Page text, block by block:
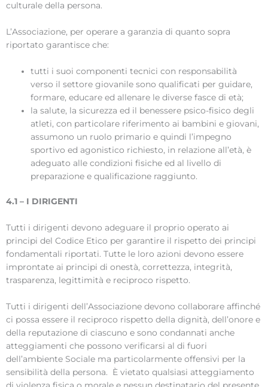
culturale della persona.
L’Associazione, per operare a garanzia di quanto sopra
riportato garantisce che:
tutti i suoi componenti tecnici con responsabilità
verso il settore giovanile sono qualificati per guidare,
formare, educare ed allenare le diverse fasce di età;
la salute, la sicurezza ed il benessere psico-fisico degli
atleti, con particolare riferimento ai bambini e giovani,
assumono un ruolo primario e quindi l’impegno
sportivo ed agonistico richiesto, in relazione all’età, è
adeguato alle condizioni fisiche ed al livello di
preparazione e qualificazione raggiunto.
4.1 – I DIRIGENTI
Tutti i dirigenti devono adeguare il proprio operato ai
principi del Codice Etico per garantire il rispetto dei principi
fondamentali riportati. Tutte le loro azioni devono essere
improntate ai principi di onestà, correttezza, integrità,
trasparenza, legittimità e reciproco rispetto.
Tutti i dirigenti dell’Associazione devono collaborare affinché
ci possa essere il reciproco rispetto della dignità, dell’onore e
della reputazione di ciascuno e sono condannati anche
atteggiamenti che possono verificarsi al di fuori
dell’ambiente Sociale ma particolarmente offensivi per la
sensibilità della persona. È vietato qualsiasi atteggiamento